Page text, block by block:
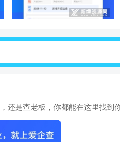
是查老板，你都能在这里找